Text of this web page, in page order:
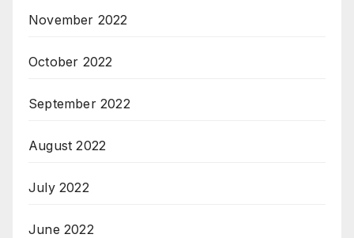
November 2022
October 2022
September 2022
August 2022
July 2022
June 2022